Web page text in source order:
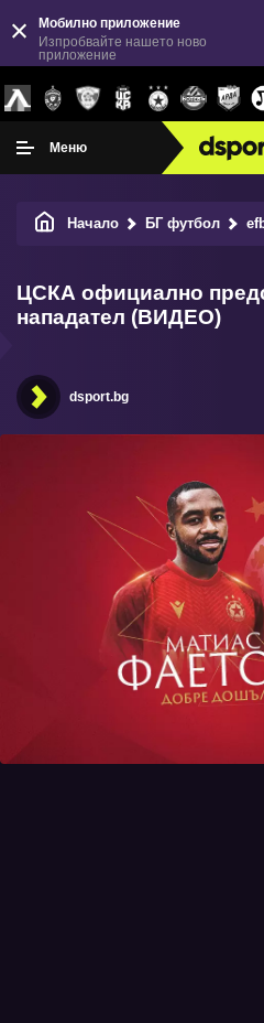
Мобилно приложение
Изпробвайте нашето ново
приложение
Меню
Начало БГ футбол
ЦСКА официално
нападател (ВИДЕО)
dsport.bg